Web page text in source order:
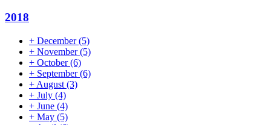
2018
+ December(5)
+ November(5)
+ October(6)
+ September(6)
+ August (3)
+ July (4)
+ June (4)
+ May (5)